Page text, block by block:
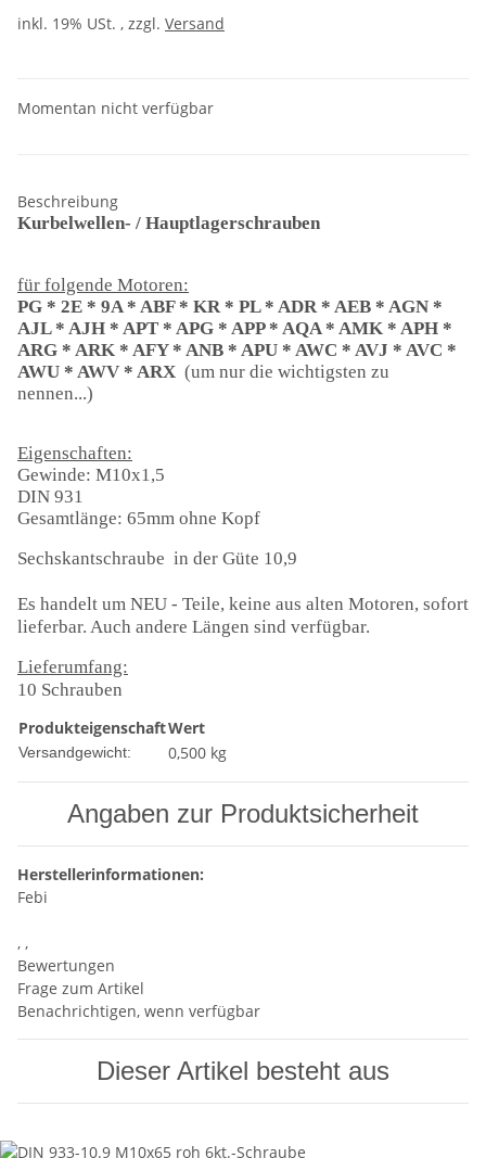
inkl. 19% USt. , zzgl. Versand
Momentan nicht verfügbar
Beschreibung
Kurbelwellen- / Hauptlagerschrauben
für folgende Motoren:
PG * 2E * 9A * ABF * KR * PL * ADR * AEB * AGN *
AJL * AJH * APT * APG * APP * AQA * AMK * APH *
ARG * ARK * AFY * ANB * APU * AWC * AVJ * AVC *
AWU * AWV * ARX (um nur die wichtigsten zu
nennen...)
Eigenschaften:
Gewinde: M10x1,5
DIN 931
Gesamtlänge: 65mm ohne Kopf
Sechskantschraube in der Güte 10,9
Es handelt um NEU - Teile, keine aus alten Motoren, sofort
lieferbar. Auch andere Längen sind verfügbar.
Lieferumfang:
10 Schrauben
ProdukteigenschaftWert
Versandgewicht: 0,500 kg
Angaben zur Produktsicherheit
Herstellerinformationen:
Febi
, ,
Bewertungen
Frage zum Artikel
Benachrichtigen, wenn verfügbar
Dieser Artikel besteht aus